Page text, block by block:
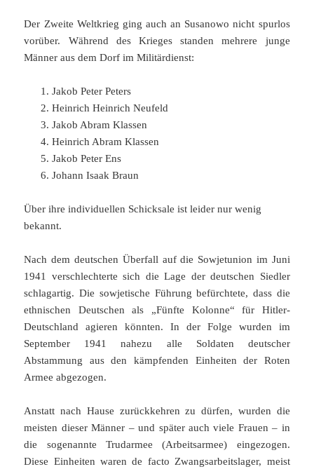
Der Zweite Weltkrieg ging auch an Susanowo nicht spurlos
vorüber. Während des Krieges standen mehrere junge
Männer aus dem Dorf im Militärdienst:
Jakob Peter Peters
Heinrich Heinrich Neufeld
Jakob Abram Klassen
Heinrich Abram Klassen
Jakob Peter Ens
Johann Isaak Braun
Über ihre individuellen Schicksale ist leider nur wenig
bekannt.
Nach dem deutschen Überfall auf die Sowjetunion im Juni
1941 verschlechterte sich die Lage der deutschen Siedler
schlagartig. Die sowjetische Führung befürchtete, dass die
ethnischen Deutschen als „Fünfte Kolonne“ für Hitler-
Deutschland agieren könnten. In der Folge wurden im
September 1941 nahezu alle Soldaten deutscher
Abstammung aus den kämpfenden Einheiten der Roten
Armee abgezogen.
Anstatt nach Hause zurückkehren zu dürfen, wurden die
meisten dieser Männer – und später auch viele Frauen – in
die sogenannte Trudarmee (Arbeitsarmee) eingezogen.
Diese Einheiten waren de facto Zwangsarbeitslager, meist